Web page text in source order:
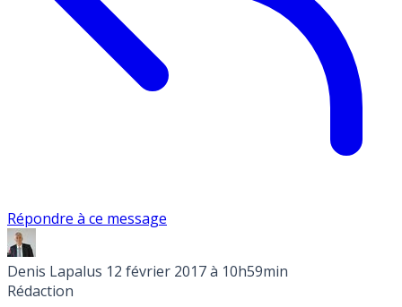
Répondre à ce message
Denis Lapalus 12 février 2017 à 10h59min
Rédaction